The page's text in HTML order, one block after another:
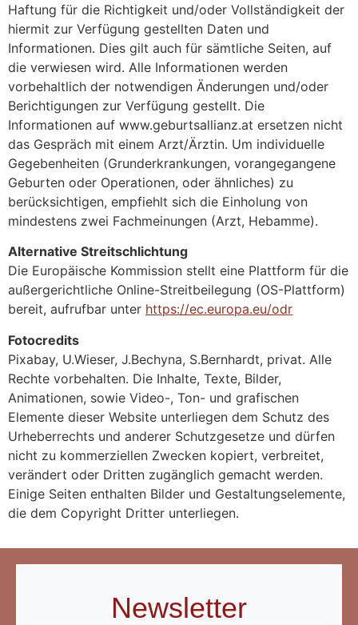
Haftung für die Richtigkeit und/oder Vollständigkeit der
hiermit zur Verfügung gestellten Daten und
Informationen. Dies gilt auch für sämtliche Seiten, auf
die verwiesen wird. Alle Informationen werden
vorbehaltlich der notwendigen Änderungen und/oder
Berichtigungen zur Verfügung gestellt. Die
Informationen auf www.geburtsallianz.at ersetzen nicht
das Gespräch mit einem Arzt/Ärztin. Um individuelle
Gegebenheiten (Grunderkrankungen, vorangegangene
Geburten oder Operationen, oder ähnliches) zu
berücksichtigen, empfiehlt sich die Einholung von
mindestens zwei Fachmeinungen (Arzt, Hebamme).
Alternative Streitschlichtung
Die Europäische Kommission stellt eine Plattform für die
außergerichtliche Online-Streitbeilegung (OS-Plattform)
bereit, aufrufbar unter https://ec.europa.eu/odr
Fotocredits
Pixabay, U.Wieser, J.Bechyna, S.Bernhardt, privat. Alle
Rechte vorbehalten. Die Inhalte, Texte, Bilder,
Animationen, sowie Video-, Ton- und grafischen
Elemente dieser Website unterliegen dem Schutz des
Urheberrechts und anderer Schutzgesetze und dürfen
nicht zu kommerziellen Zwecken kopiert, verbreitet,
verändert oder Dritten zugänglich gemacht werden.
Einige Seiten enthalten Bilder und Gestaltungselemente,
die dem Copyright Dritter unterliegen.
Newsletter